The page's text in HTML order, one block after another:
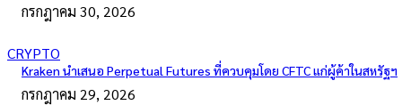
กรกฎาคม 30, 2026
CRYPTO
Kraken นำเสนอ Perpetual Futures ที่ควบคุมโดย CFTC แก่ผู้ค้าในสหรัฐฯ
กรกฎาคม 29, 2026